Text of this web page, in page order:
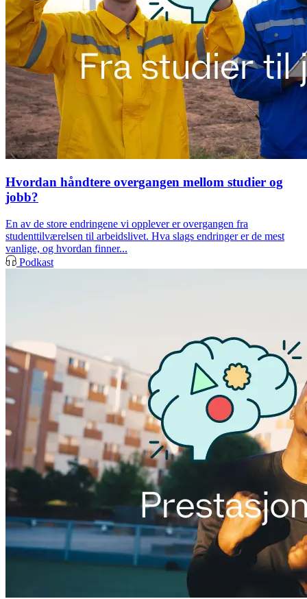
Hvordan håndtere overgangen mellom studier og
jobb?
En av de store endringene vi opplever er overgangen fra
studenttilværelsen til arbeidslivet. Hva slags endringer er de mest
vanlige, og hvordan finner...
Podkast